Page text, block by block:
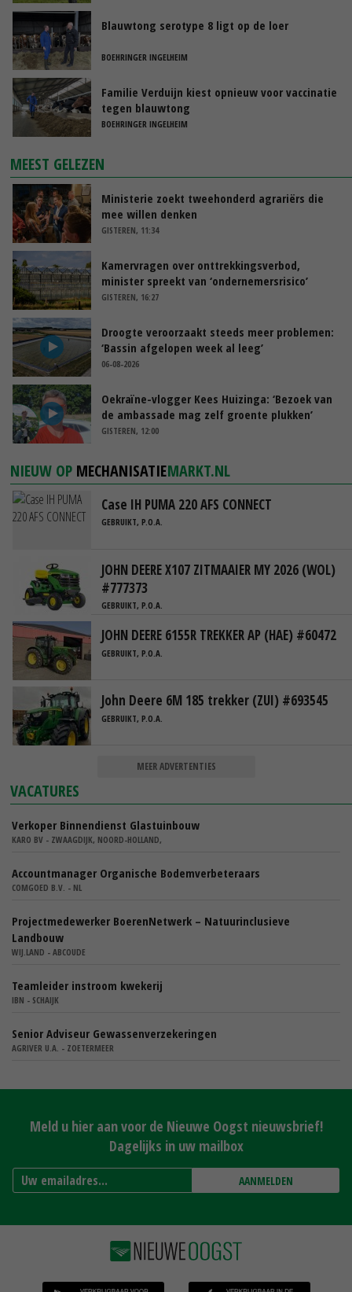
Blauwtong serotype 8 ligt op de loer
BOEHRINGER INGELHEIM
Familie Verduijn kiest opnieuw voor vaccinatie
tegen blauwtong
BOEHRINGER INGELHEIM
MEEST GELEZEN
Ministerie zoekt tweehonderd agrariërs die
mee willen denken
GISTEREN, 11:34
Kamervragen over onttrekkingsverbod,
minister spreekt van ‘ondernemersrisico’
GISTEREN, 16:27
Droogte veroorzaakt steeds meer problemen:
‘Bassin afgelopen week al leeg’
06-08-2026
Oekraïne-vlogger Kees Huizinga: ‘Bezoek van
de ambassade mag zelf groente plukken’
GISTEREN, 12:00
NIEUW OP MECHANISATIEMARKT.NL
Case IH PUMA 220 AFS CONNECT
GEBRUIKT, P.O.A.
JOHN DEERE X107 ZITMAAIER MY 2026 (WOL)
#777373
GEBRUIKT, P.O.A.
JOHN DEERE 6155R TREKKER AP (HAE) #60472
GEBRUIKT, P.O.A.
John Deere 6M 185 trekker (ZUI) #693545
GEBRUIKT, P.O.A.
MEER ADVERTENTIES
VACATURES
Verkoper Binnendienst Glastuinbouw
KARO BV - ZWAAGDIJK, NOORD-HOLLAND,
Accountmanager Organische Bodemverbeteraars
COMGOED B.V. - NL
Projectmedewerker BoerenNetwerk – Natuurinclusieve
Landbouw
WIJ.LAND - ABCOUDE
Teamleider instroom kwekerij
IBN - SCHAIJK
Senior Adviseur Gewassenverzekeringen
AGRIVER U.A. - ZOETERMEER
Meld u hier aan voor de Nieuwe Oogst nieuwsbrief!
Dagelijks in uw mailbox
AANMELDEN